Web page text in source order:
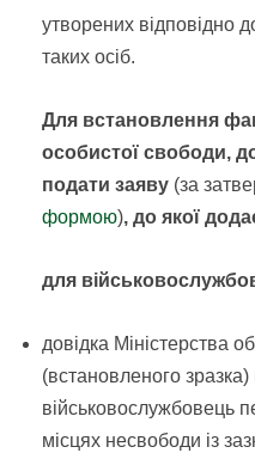
утворених відповідно
таких осіб.
Для встановлення
особистої свободи,
подати заяву (за
формою), до якої
для
довідка Міністерства
(встановленого
військовослужбовець
місцях несвободи із